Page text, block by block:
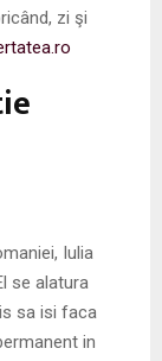
zi şi
Iulia
se alatura
sa isi faca
in